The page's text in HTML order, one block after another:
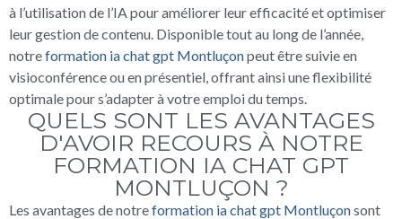
à l’utilisation de l’IA pour améliorer leur efficacité et optimiser
leur gestion de contenu. Disponible tout au long de l’année,
notreformation ia chat gpt Montluçonpeut être suivie en
visioconférence ou en présentiel, offrant ainsi une flexibilité
optimale pour s’adapter à votre emploi du temps.
QUELS SONT LES AVANTAGES
D'AVOIR RECOURS À NOTRE
FORMATION IA CHAT GPT
MONTLUÇON ?
Les avantages de notreformation ia chat gpt Montluçonsont